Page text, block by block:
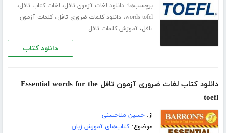
برچسب‌ها:دانلود لغات آزمون تافل، لغات کتاب تافل،
words tofel،دانلود کلمات ضروری تافل،کلمات آزمون
تافل،آموزش کلمات تافل
دانلود کتاب
دانلود کتاب لغات ضروری آزمون تافل Essential words for the
toefl
از:حسین ملاحسنی
موضوع:کتاب‌های آموزش زبان